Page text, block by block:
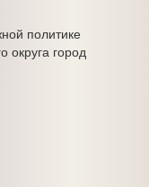
политике
округа город